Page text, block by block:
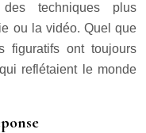
techniques plus
ou la vidéo. Quel que
figuratifs ont toujours
reflétaient le monde